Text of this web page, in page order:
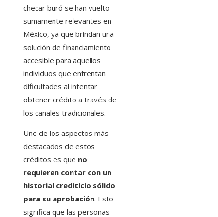
checar buró se han vuelto
sumamente relevantes en
México, ya que brindan una
solución de financiamiento
accesible para aquellos
individuos que enfrentan
dificultades al intentar
obtener crédito a través de
los canales tradicionales.
Uno de los aspectos más
destacados de estos
créditos es que no
requieren contar con un
historial crediticio sólido
para su aprobación. Esto
significa que las personas